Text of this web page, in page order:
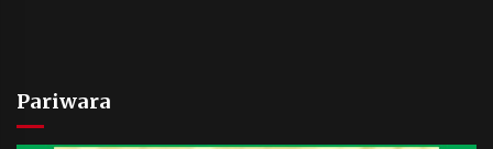
Pariwara